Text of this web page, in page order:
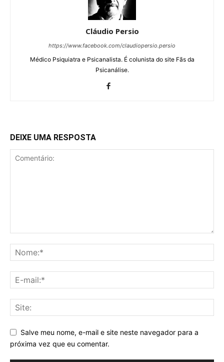
Cláudio Persio
https://www.facebook.com/claudiopersio.persio
Médico Psiquiatra e Psicanalista. É colunista do site Fãs da
Psicanálise.
DEIXE UMA RESPOSTA
Salve meu nome, e-mail e site neste navegador para a
próxima vez que eu comentar.